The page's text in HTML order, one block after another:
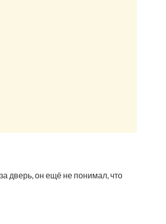
дверь, он ещё не понимал, что